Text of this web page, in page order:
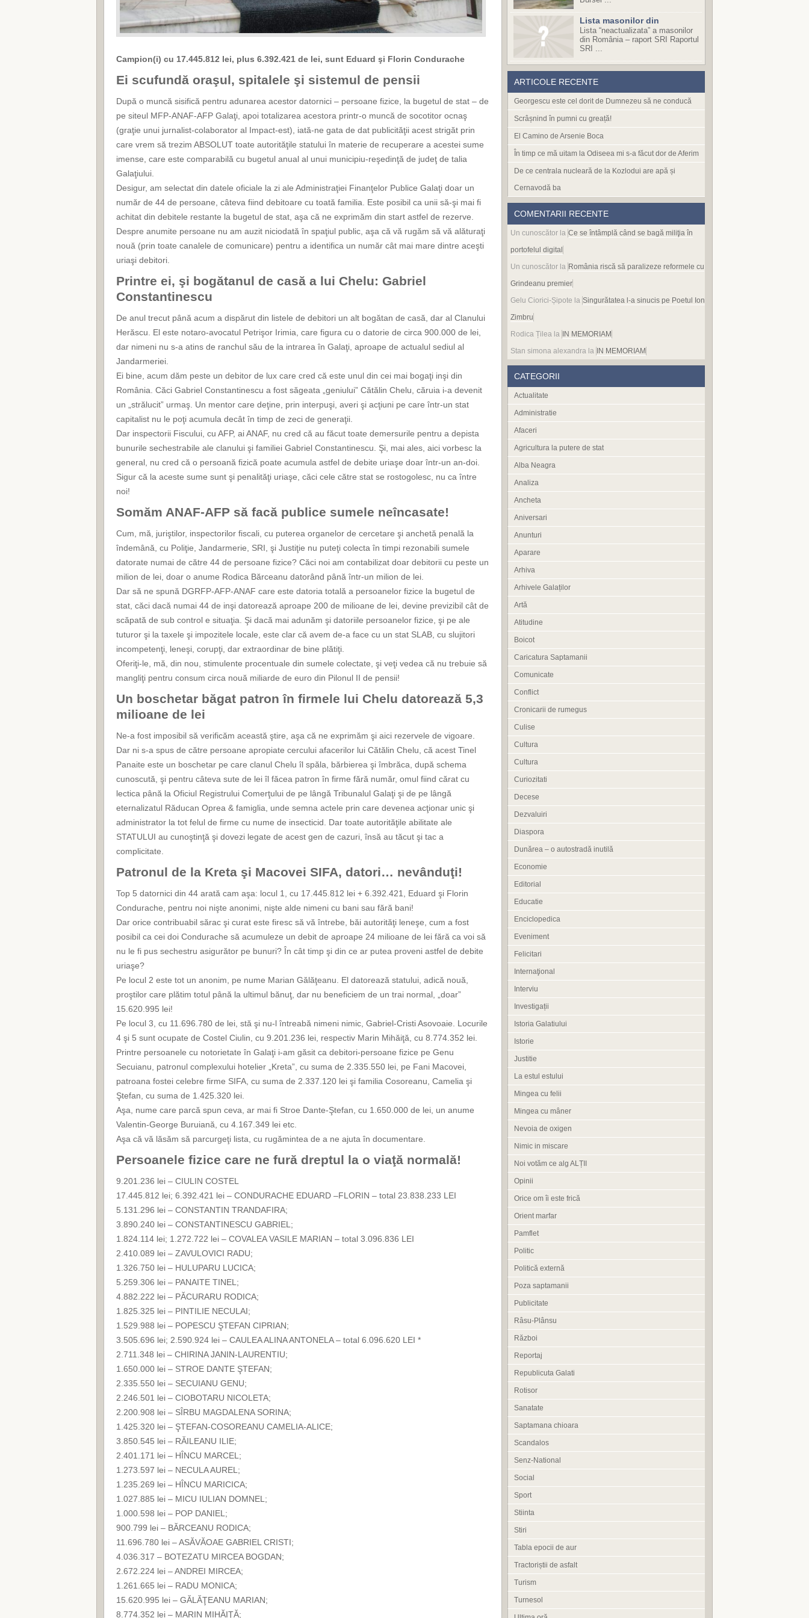
Campion(i) cu 17.445.812 lei, plus 6.392.421 de lei, sunt Eduard şi Florin Condurache
Ei scufundă oraşul, spitalele şi sistemul de pensii
După o muncă sisifică pentru adunarea acestor datornici – persoane fizice, la bugetul de stat – de
pe siteul MFP-ANAF-AFP Galaţi, apoi totalizarea acestora printr-o muncă de socotitor ocnaş
(graţie unui jurnalist-colaborator al Impact-est), iată-ne gata de dat publicităţii acest strigăt prin
care vrem să trezim ABSOLUT toate autorităţile statului în materie de recuperare a acestei sume
imense, care este comparabilă cu bugetul anual al unui municipiu-reşedinţă de judeţ de talia
Galaţiului.
Desigur, am selectat din datele oficiale la zi ale Administraţiei Finanţelor Publice Galaţi doar un
număr de 44 de persoane, câteva fiind debitoare cu toată familia. Este posibil ca unii să-şi mai fi
achitat din debitele restante la bugetul de stat, aşa că ne exprimăm din start astfel de rezerve.
Despre anumite persoane nu am auzit niciodată în spaţiul public, aşa că vă rugăm să vă alăturaţi
nouă (prin toate canalele de comunicare) pentru a identifica un număr cât mai mare dintre aceşti
uriaşi debitori.
Printre ei, şi bogătanul de casă a lui Chelu: Gabriel
Constantinescu
De anul trecut până acum a dispărut din listele de debitori un alt bogătan de casă, dar al Clanului
Herăscu. El este notaro-avocatul Petrişor Irimia, care figura cu o datorie de circa 900.000 de lei,
dar nimeni nu s-a atins de ranchul său de la intrarea în Galaţi, aproape de actualul sediul al
Jandarmeriei.
Ei bine, acum dăm peste un debitor de lux care cred că este unul din cei mai bogaţi inşi din
România. Căci Gabriel Constantinescu a fost săgeata „geniului” Cătălin Chelu, căruia i-a devenit
un „strălucit” urmaş. Un mentor care deţine, prin interpuşi, averi şi acţiuni pe care într-un stat
capitalist nu le poţi acumula decât în timp de zeci de generaţii.
Dar inspectorii Fiscului, cu AFP, ai ANAF, nu cred că au făcut toate demersurile pentru a depista
bunurile sechestrabile ale clanului şi familiei Gabriel Constantinescu. Şi, mai ales, aici vorbesc la
general, nu cred că o persoană fizică poate acumula astfel de debite uriaşe doar într-un an-doi.
Sigur că la aceste sume sunt şi penalităţi uriaşe, căci cele către stat se rostogolesc, nu ca între
noi!
Somăm ANAF-AFP să facă publice sumele neîncasate!
Cum, mă, juriştilor, inspectorilor fiscali, cu puterea organelor de cercetare şi anchetă penală la
îndemână, cu Poliţie, Jandarmerie, SRI, şi Justiţie nu puteţi colecta în timpi rezonabili sumele
datorate numai de către 44 de persoane fizice? Căci noi am contabilizat doar debitorii cu peste un
milion de lei, doar o anume Rodica Bărceanu datorând până într-un milion de lei.
Dar să ne spună DGRFP-AFP-ANAF care este datoria totală a persoanelor fizice la bugetul de
stat, căci dacă numai 44 de inşi datorează aproape 200 de milioane de lei, devine previzibil cât de
scăpată de sub control e situaţia. Şi dacă mai adunăm şi datoriile persoanelor fizice, şi pe ale
tuturor şi la taxele şi impozitele locale, este clar că avem de-a face cu un stat SLAB, cu slujitori
incompetenţi, leneşi, corupţi, dar extraordinar de bine plătiţi.
Oferiţi-le, mă, din nou, stimulente procentuale din sumele colectate, şi veţi vedea că nu trebuie să
mangliţi pentru consum circa nouă miliarde de euro din Pilonul II de pensii!
Un boschetar băgat patron în firmele lui Chelu datorează 5,3
milioane de lei
Ne-a fost imposibil să verificăm această ştire, aşa că ne exprimăm şi aici rezervele de vigoare.
Dar ni s-a spus de către persoane apropiate cercului afacerilor lui Cătălin Chelu, că acest Tinel
Panaite este un boschetar pe care clanul Chelu îl spăla, bărbierea şi îmbrăca, după schema
cunoscută, şi pentru câteva sute de lei îl făcea patron în firme fără număr, omul fiind cărat cu
lectica până la Oficiul Registrului Comerţului de pe lângă Tribunalul Galaţi şi de pe lângă
eternalizatul Răducan Oprea & famiglia, unde semna actele prin care devenea acţionar unic şi
administrator la tot felul de firme cu nume de insecticid. Dar toate autorităţile abilitate ale
STATULUI au cunoştinţă şi dovezi legate de acest gen de cazuri, însă au tăcut şi tac a
complicitate.
Patronul de la Kreta şi Macovei SIFA, datori… nevânduţi!
Top 5 datornici din 44 arată cam aşa: locul 1, cu 17.445.812 lei + 6.392.421, Eduard şi Florin
Condurache, pentru noi nişte anonimi, nişte alde nimeni cu bani sau fără bani!
Dar orice contribuabil sărac şi curat este firesc să vă întrebe, băi autorităţi leneşe, cum a fost
posibil ca cei doi Condurache să acumuleze un debit de aproape 24 milioane de lei fără ca voi să
nu le fi pus sechestru asigurător pe bunuri? În cât timp şi din ce ar putea proveni astfel de debite
uriaşe?
Pe locul 2 este tot un anonim, pe nume Marian Gălăţeanu. El datorează statului, adică nouă,
proştilor care plătim totul până la ultimul bănuţ, dar nu beneficiem de un trai normal, „doar”
15.620.995 lei!
Pe locul 3, cu 11.696.780 de lei, stă şi nu-l întreabă nimeni nimic, Gabriel-Cristi Asovoaie. Locurile
4 şi 5 sunt ocupate de Costel Ciulin, cu 9.201.236 lei, respectiv Marin Mihăiţă, cu 8.774.352 lei.
Printre persoanele cu notorietate în Galaţi i-am găsit ca debitori-persoane fizice pe Genu
Secuianu, patronul complexului hotelier „Kreta”, cu suma de 2.335.550 lei, pe Fani Macovei,
patroana fostei celebre firme SIFA, cu suma de 2.337.120 lei şi familia Cosoreanu, Camelia şi
Ştefan, cu suma de 1.425.320 lei.
Aşa, nume care parcă spun ceva, ar mai fi Stroe Dante-Ştefan, cu 1.650.000 de lei, un anume
Valentin-George Buruiană, cu 4.167.349 lei etc.
Aşa că vă lăsăm să parcurgeţi lista, cu rugămintea de a ne ajuta în documentare.
Persoanele fizice care ne fură dreptul la o viaţă normală!
9.201.236 lei – CIULIN COSTEL
17.445.812 lei; 6.392.421 lei – CONDURACHE EDUARD –FLORIN – total 23.838.233 LEI
5.131.296 lei – CONSTANTIN TRANDAFIRA;
3.890.240 lei – CONSTANTINESCU GABRIEL;
1.824.114 lei; 1.272.722 lei – COVALEA VASILE MARIAN – total 3.096.836 LEI
2.410.089 lei – ZAVULOVICI RADU;
1.326.750 lei – HULUPARU LUCICA;
5.259.306 lei – PANAITE TINEL;
4.882.222 lei – PĂCURARU RODICA;
1.825.325 lei – PINTILIE NECULAI;
1.529.988 lei – POPESCU ŞTEFAN CIPRIAN;
3.505.696 lei; 2.590.924 lei – CAULEA ALINA ANTONELA – total 6.096.620 LEI *
2.711.348 lei – CHIRINA JANIN-LAURENTIU;
1.650.000 lei – STROE DANTE ŞTEFAN;
2.335.550 lei – SECUIANU GENU;
2.246.501 lei – CIOBOTARU NICOLETA;
2.200.908 lei – SÎRBU MAGDALENA SORINA;
1.425.320 lei – ŞTEFAN-COSOREANU CAMELIA-ALICE;
3.850.545 lei – RĂILEANU ILIE;
2.401.171 lei – HÎNCU MARCEL;
1.273.597 lei – NECULA AUREL;
1.235.269 lei – HÎNCU MARICICA;
1.027.885 lei – MICU IULIAN DOMNEL;
1.000.598 lei – POP DANIEL;
900.799 lei – BĂRCEANU RODICA;
11.696.780 lei – ASĂVĂOAE GABRIEL CRISTI;
4.036.317 – BOTEZATU MIRCEA BOGDAN;
2.672.224 lei – ANDREI MIRCEA;
1.261.665 lei – RADU MONICA;
15.620.995 lei – GĂLĂŢEANU MARIAN;
8.774.352 lei – MARIN MIHĂIŢĂ;
Lista masonilor din
Lista “neactualizata” a masonilor
din România – raport SRI Raportul
SRI ...
ARTICOLE RECENTE
Georgescu este cel dorit de Dumnezeu să ne conducă
Scrâșnind în pumni cu greață!
El Camino de Arsenie Boca
În timp ce mă uitam la Odiseea mi s-a făcut dor de Aferim
De ce centrala nucleară de la Kozlodui are apă și
Cernavodă ba
COMENTARII RECENTE
Un cunoscător la Ce se întâmplă când se bagă miliţia în
portofelul digital
Un cunoscător la România riscă să paralizeze reformele cu
Grindeanu premier
Gelu Ciorici-Șipote la Singurătatea l-a sinucis pe Poetul Ion
Zimbru
Rodica Țilea la
IN MEMORIAM
Stan simona alexandra la IN MEMORIAM
CATEGORII
Actualitate
Administratie
Afaceri
Agricultura la putere de stat
Alba Neagra
Analiza
Ancheta
Aniversari
Anunturi
Aparare
Arhiva
Arhivele Galaților
Artă
Atitudine
Boicot
Caricatura Saptamanii
Comunicate
Conflict
Cronicarii de rumegus
Culise
Cultura
Cultura
Curiozitati
Decese
Dezvaluiri
Diaspora
Dunărea – o autostradă inutilă
Economie
Editorial
Educatie
Enciclopedica
Eveniment
Felicitari
Internaţional
Interviu
Investigații
Istoria Galatiului
Istorie
Justitie
La estul estului
Mingea cu felii
Mingea cu mâner
Nevoia de oxigen
Nimic in miscare
Noi votăm ce alg ALȚII
Opinii
Orice om îi este frică
Orient marfar
Pamflet
Politic
Politică externă
Poza saptamanii
Publicitate
Râsu-Plânsu
Război
Reportaj
Republicuta Galati
Rotisor
Sanatate
Saptamana chioara
Scandalos
Senz-National
Social
Sport
Stiinta
Stiri
Tabla epocii de aur
Tractoriștii de asfalt
Turism
Turnesol